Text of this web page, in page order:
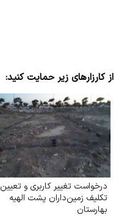
از کارزارهای زیر حمایت کنید:
درخواست تغییر کاربری و تعیین‌
تکلیف زمین‌داران پشت الهیه
بهارستان